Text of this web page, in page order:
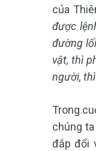
của
được
đường
vật, thì
người,
Trong
chúng
đắp đổi